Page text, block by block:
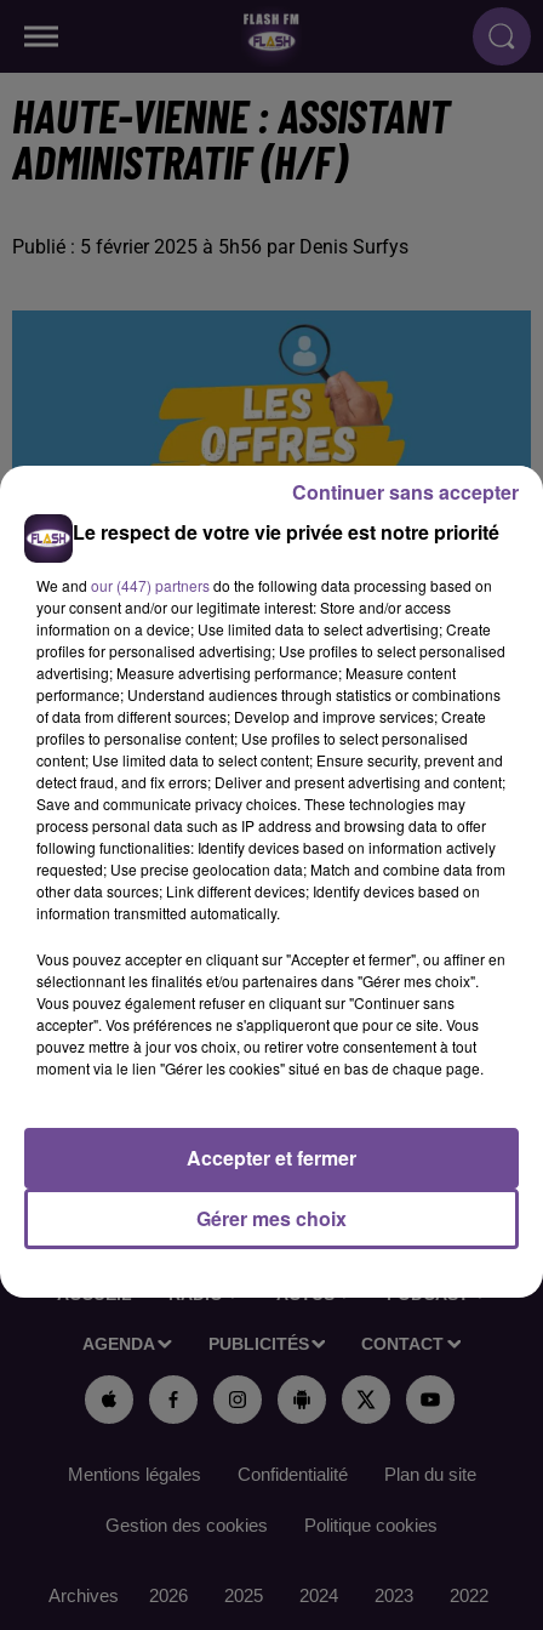
HAUTE-VIENNE : ASSISTANT
ADMINISTRATIF (H/F)
Publié : 5 février 2025 à 5h56 par Denis Surfys
Une société de Limoges recherche un
assistant administratif (H/F).
Une société de Limoges recherche un assistant administratif
(H/F). Vos missions : accueil téléphonique et physique.
Gestion du courrier et des mails. Mise à jour de tableaux de
réunions et rapports divers. Saisie des factures. Saisie et
contrôle de la facturation. Classement et archivage des
documents administratifs. Vous êtes diplômé bac +2/3 en
gestion/administration avec une expérience significative
idéalement acquise dans le milieu médico-social.
Référence de l’offre France Travail : 187LDKV
ACCUEIL RADIO ACTUS PODCAST
AGENDA PUBLICITÉS CONTACT
Mentions légales Confidentialité Plan du site
Gestion des cookies Politique cookies
Archives 2026 2025 2024 2023 2022
Le respect de votre vie privée est notre priorité
We and our (447) partnersdo the following data processing based on
your consent and/or our legitimate interest: Store and/or access
information on a device; Use limited data to select advertising; Create
profiles for personalised advertising; Use profiles to select personalised
advertising; Measure advertising performance; Measure content
performance; Understand audiences through statistics or combinations
of data from different sources; Develop and improve services; Create
profiles to personalise content; Use profiles to select personalised
content; Use limited data to select content; Ensure security, prevent and
detect fraud, and fix errors; Deliver and present advertising and content;
Save and communicate privacy choices. These technologies may
process personal data such as IP address and browsing data to offer
following functionalities: Identify devices based on information actively
requested; Use precise geolocation data; Match and combine data from
other data sources; Link different devices; Identify devices based on
information transmitted automatically.
Vous pouvez accepter en cliquant sur "Accepter et fermer", ou affiner en
sélectionnant les finalités et/ou partenaires dans "Gérer mes choix".
Vous pouvez également refuser en cliquant sur "Continuer sans
accepter". Vos préférences ne s'appliqueront que pour ce site. Vous
pouvez mettre à jour vos choix, ou retirer votre consentement à tout
moment via le lien "Gérer les cookies" situé en bas de chaque page.
Gérer mes choix
Accepter et fermer
Continuer sans accepter